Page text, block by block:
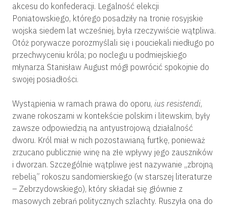
akcesu do konfederacji. Legalność elekcji
Poniatowskiego, którego posadziły na tronie rosyjskie
wojska siedem lat wcześniej, była rzeczywiście wątpliwa.
Otóż porywacze porozmyślali się i pouciekali niedługo po
przechwyceniu króla; po noclegu u podmiejskiego
młynarza Stanisław August mógł powrócić spokojnie do
swojej posiadłości.
Wystąpienia w ramach prawa do oporu, ius resistendi,
zwane rokoszami w kontekście polskim i litewskim, były
zawsze odpowiedzią na antyustrojową działalność
dworu. Król miał w nich pozostawianą furtkę, ponieważ
zrzucano publicznie winę na złe wpływy jego zauszników
i dworzan. Szczególnie wątpliwe jest nazywanie „zbrojną
rebelią” rokoszu sandomierskiego (w starszej literaturze
– Zebrzydowskiego), który składał się głównie z
masowych zebrań politycznych szlachty. Ruszyła ona do